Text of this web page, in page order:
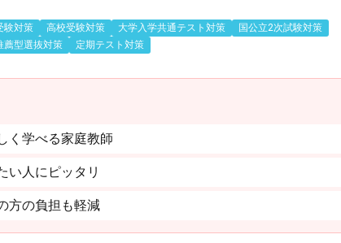
験対策 高校受験対策 大学入学共通テスト対策
国公立2次試験対策
薦型選抜対策 定期テスト対策
く学べる家庭教師
い人にピッタリ
方の負担も軽減